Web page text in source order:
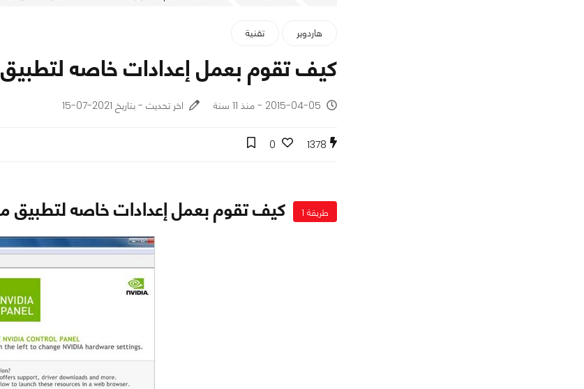
هاردوير تقنية
كيف تقوم بعمل إعدادات خاصه لتطبيق
2015-04-05 - منذ 11 سنة اخر تحديث - بتاريخ 2021-07-15
1378
0
طريقة 1 كيف تقوم بعمل إعدادات خاصه لتطبيق